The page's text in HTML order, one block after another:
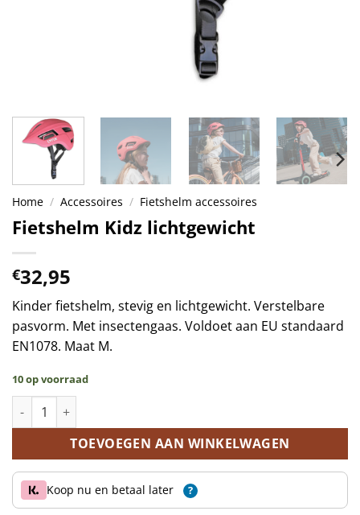
Home / Accessoires / Fietshelm accessoires
Fietshelm Kidz lichtgewicht
€32,95
Kinder fietshelm, stevig en lichtgewicht. Verstelbare
pasvorm. Met insectengaas. Voldoet aan EU standaard
EN1078. Maat M.
10 op voorraad
Fietshelm Kidz lichtgewicht aantal
TOEVOEGEN AAN WINKELWAGEN
Koop nu en betaal later ?